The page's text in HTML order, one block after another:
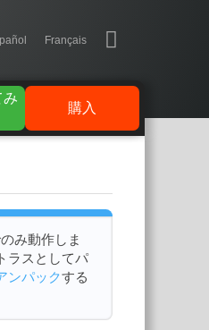
Français
購入
み
み動作しま
ラスとしてパ
ンパックする